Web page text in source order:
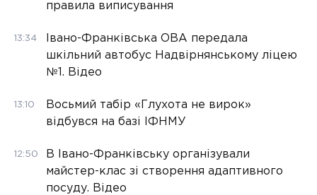
правила виписування
13:34
Івано-Франківська ОВА передала
шкільний автобус Надвірнянському ліцею
№1. Відео
13:10
Восьмий табір «Глухота не вирок»
відбувся на базі ІФНМУ
12:50
В Івано-Франківську організували
майстер-клас зі створення адаптивного
посуду. Відео